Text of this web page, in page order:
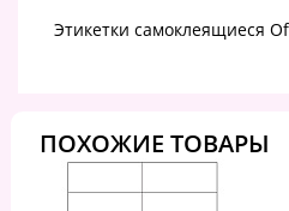
Этикетки самоклеящиеся
ПОХОЖИЕ ТОВАРЫ